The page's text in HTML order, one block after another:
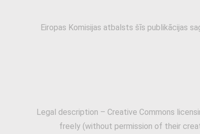
Eiropas Komisijas atbalsts šīs publikācijas
Legal description – Creative Commons
freely (without permission of their